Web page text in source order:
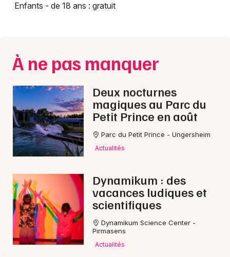
Je m'abonne
Enfants - de 18 ans : gratuit
À ne pas manquer
Deux nocturnes
magiques au Parc du
Petit Prince en août
Parc du Petit Prince - Ungersheim
Actualités
Dynamikum : des
vacances ludiques et
scientifiques
Dynamikum Science Center -
Pirmasens
Actualités